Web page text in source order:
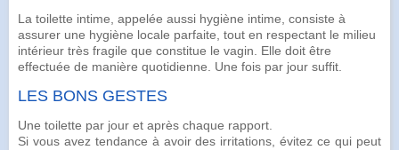
La toilette intime, appelée aussi hygiène intime, consiste à
assurer une hygiène locale parfaite, tout en respectant le milieu
intérieur très fragile que constitue le vagin. Elle doit être
effectuée de manière quotidienne. Une fois par jour suffit.
LES BONS GESTES
Une toilette par jour et après chaque rapport.
Si vous avez tendance à avoir des irritations, évitez ce qui peut